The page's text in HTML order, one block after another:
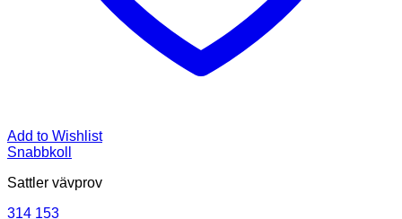
Add to Wishlist
Snabbkoll
Sattler vävprov
314 153